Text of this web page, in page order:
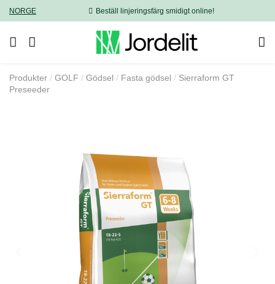
NORGE Beställ linjeringsfärg smidigt online!
Produkter GOLF Gödsel Fasta gödsel
Sierraform GT
Preseeder